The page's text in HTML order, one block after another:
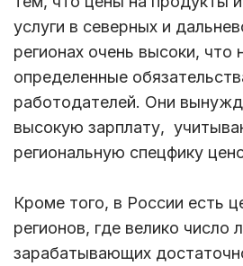
услуги в северных и
регионах очень высоки, что
определенные
работодателей. Они
высокую зарплату,
региональную спецфику
Кроме того, в России есть
регионов, где велико число
зарабатывающих